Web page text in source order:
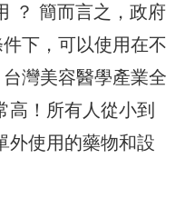
？ 簡而言之，政府
下，可以使用在不
灣美容醫學產業全
高！所有人從小到
外使用的藥物和設